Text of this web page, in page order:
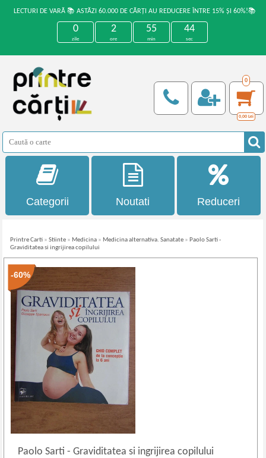
LECTURI DE VARĂ 📚 ASTĂZI 60.000 DE CĂRȚI AU REDUCERE ÎNTRE 15% ȘI 60%!📚
0
zile
2
ore
55
min
44
sec
0
0,00 Lei
Categorii Noutati Reduceri
Printre Carti »Stiinte » Medicina » Medicina alternativa. Sanatate » Paolo Sarti -
Graviditatea si ingrijirea copilului
-60%
Paolo Sarti- Graviditatea si ingrijirea copilului